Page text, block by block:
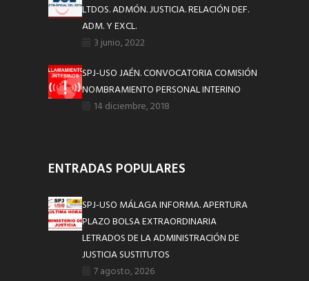
LTDOS. ADMÓN. JUSTICIA. RELACIÓN DEF.
ADM. Y EXCL.
3 junio, 2022
SPJ-USO JAÉN. CONVOCATORIA COMISIÓN
NOMBRAMIENTO PERSONAL INTERINO
14 diciembre, 2018
ENTRADAS POPULARES
SPJ-USO MÁLAGA INFORMA. APERTURA
PLAZO BOLSA EXTRAORDINARIA
LETRADOS DE LA ADMINISTRACIÓN DE
JUSTICIA SUSTITUTOS
7 agosto, 2026